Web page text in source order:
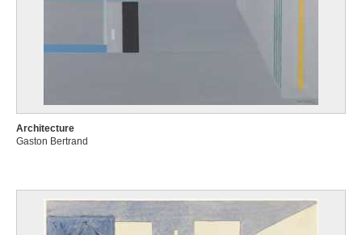
Architecture
Gaston Bertrand